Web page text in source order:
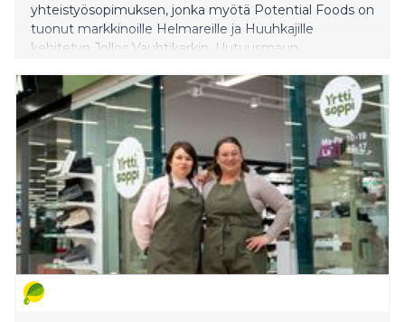
yhteistyösopimuksen, jonka myötä Potential Foods on
tuonut markkinoille Helmareille ja Huuhkajille
kehitetyn Jollos Vauhtikarkin. Uutuusmaun
Jollos Vauhtikarkki Helmarit ja Huuhkajat -tuote on jo
myynnissä päivittäistavarakaupoissa ympäri Suomen.